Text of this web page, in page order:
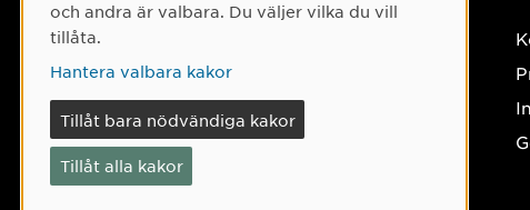
Tel: 090-786 50 00
Hitta till oss
och andra är valbara. Du väljer vilka du vill
tillåta.
Hantera valbara kakor
Tillåt bara nödvändiga kakor
Tillåt alla kakor